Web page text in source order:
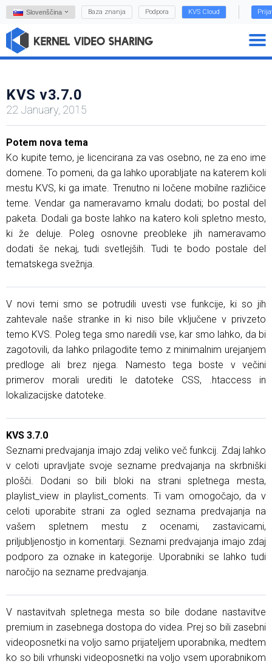
Slovenščina Baza znanja Podpora KVS Cloud
KVS v3.7.0
22 January, 2015
Potem nova tema
Ko kupite temo, je licencirana za vas osebno, ne za eno ime
domene. To pomeni, da ga lahko uporabljate na katerem koli
mestu KVS, ki ga imate. Trenutno ni ločene mobilne različice
teme. Vendar ga nameravamo kmalu dodati; bo postal del
paketa. Dodali ga boste lahko na katero koli spletno mesto,
ki že deluje. Poleg osnovne preobleke jih nameravamo
dodati še nekaj, tudi svetlejših. Tudi te bodo postale del
tematskega svežnja.
V novi temi smo se potrudili uvesti vse funkcije, ki so jih
zahtevale naše stranke in ki niso bile vključene v privzeto
temo KVS. Poleg tega smo naredili vse, kar smo lahko, da bi
zagotovili, da lahko prilagodite temo z minimalnim urejanjem
predloge ali brez njega. Namesto tega boste v večini
primerov morali urediti le datoteke CSS, .htaccess in
lokalizacijske datoteke.
KVS 3.7.0
Seznami predvajanja imajo zdaj veliko več funkcij. Zdaj lahko
v celoti upravljate svoje sezname predvajanja na skrbniški
plošči. Dodani so bili bloki na strani spletnega mesta,
playlist_view in playlist_coments. Ti vam omogočajo, da v
celoti uporabite strani za ogled seznama predvajanja na
vašem spletnem mestu z ocenami, zastavicami,
priljubljenostjo in komentarji. Seznami predvajanja imajo zdaj
podporo za oznake in kategorije. Uporabniki se lahko tudi
naročijo na sezname predvajanja.
V nastavitvah spletnega mesta so bile dodane nastavitve
premium in zasebnega dostopa do videa. Prej so bili zasebni
videoposnetki na voljo samo prijateljem uporabnika, medtem
ko so bili vrhunski videoposnetki na voljo vsem uporabnikom